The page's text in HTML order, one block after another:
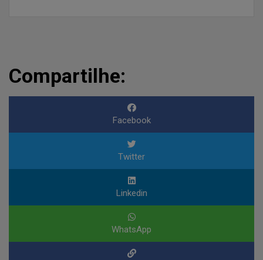
Compartilhe:
Facebook
Twitter
Linkedin
WhatsApp